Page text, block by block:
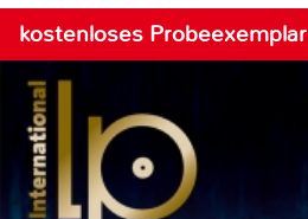
kostenloses Probeexemplar